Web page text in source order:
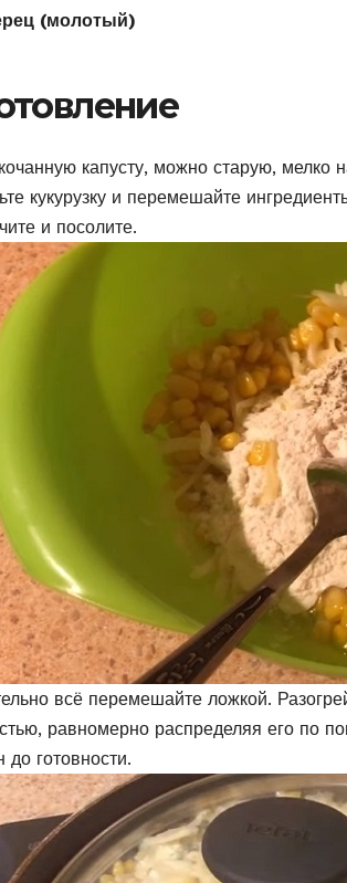
(молотый)
капусту, можно старую, мелко
кукурузку и перемешайте
и посолите.
всё перемешайте ложкой.
равномерно распределяя его по
до готовности.